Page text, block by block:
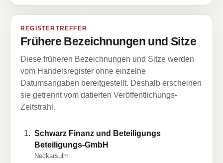
REGISTERTREFFER
Frühere Bezeichnungen und Sitze
Diese früheren Bezeichnungen und Sitze werden
vom Handelsregister ohne einzelne
Datumsangaben bereitgestellt. Deshalb erscheinen
sie getrennt vom datierten Veröffentlichungs-
Zeitstrahl.
Schwarz Finanz und Beteiligungs
Beteiligungs-GmbH
Neckarsulm